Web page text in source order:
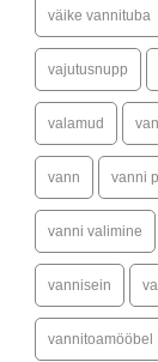
väike vannituba
vajutusnupp
valamud
vann vanni
vanni valimine
vannisein
vannitoamööbel